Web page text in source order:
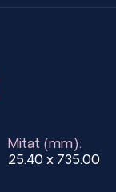
Mitat (mm):
25.40 x 735.00